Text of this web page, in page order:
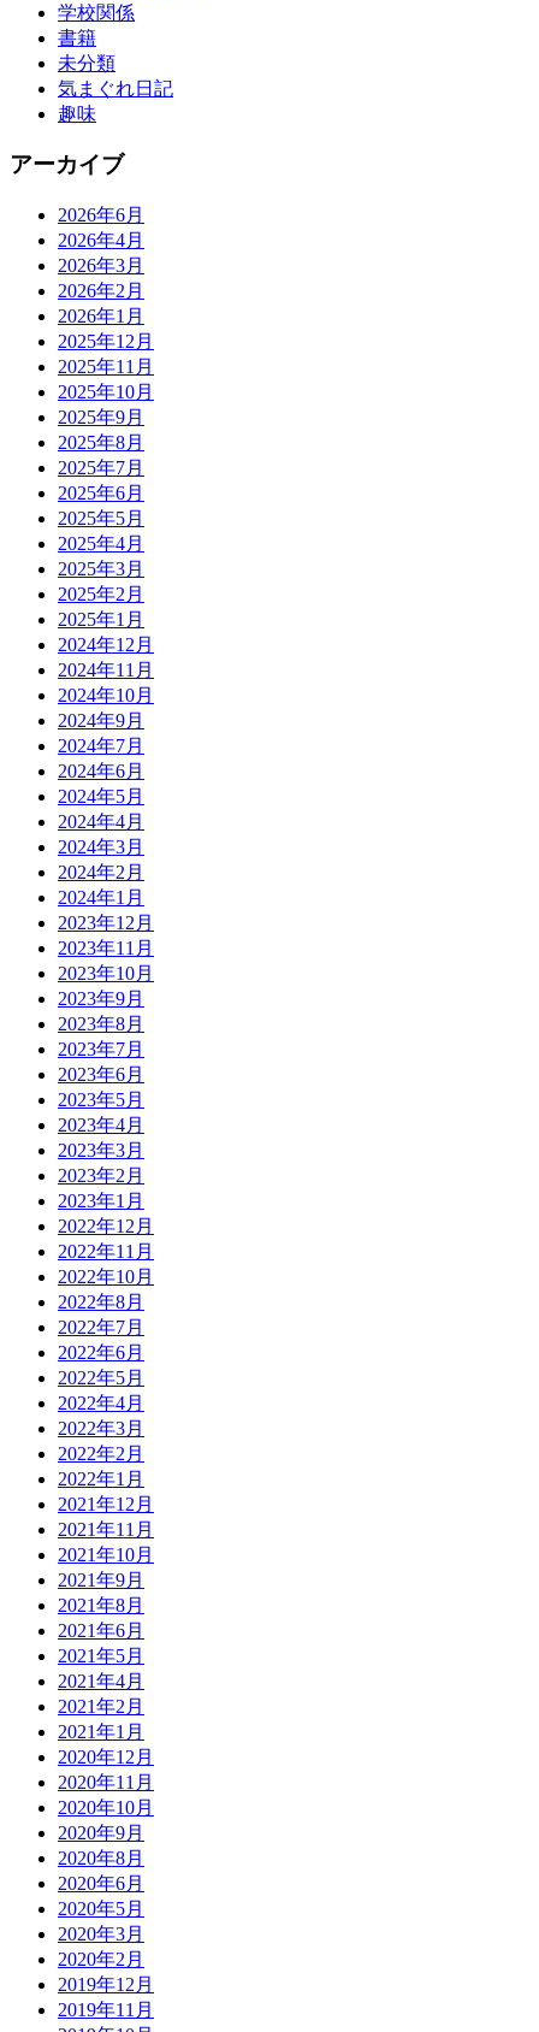
学校関係
書籍
未分類
気まぐれ日記
趣味
アーカイブ
2026年6月
2026年4月
2026年3月
2026年2月
2026年1月
2025年12月
2025年11月
2025年10月
2025年9月
2025年8月
2025年7月
2025年6月
2025年5月
2025年4月
2025年3月
2025年2月
2025年1月
2024年12月
2024年11月
2024年10月
2024年9月
2024年7月
2024年6月
2024年5月
2024年4月
2024年3月
2024年2月
2024年1月
2023年12月
2023年11月
2023年10月
2023年9月
2023年8月
2023年7月
2023年6月
2023年5月
2023年4月
2023年3月
2023年2月
2023年1月
2022年12月
2022年11月
2022年10月
2022年8月
2022年7月
2022年6月
2022年5月
2022年4月
2022年3月
2022年2月
2022年1月
2021年12月
2021年11月
2021年10月
2021年9月
2021年8月
2021年6月
2021年5月
2021年4月
2021年2月
2021年1月
2020年12月
2020年11月
2020年10月
2020年9月
2020年8月
2020年6月
2020年5月
2020年3月
2020年2月
2019年12月
2019年11月